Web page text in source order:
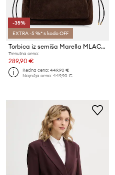
-35%
EXTRA -5 %* s kodo OFF
Torbica iz semiša Marella MLACARDATO
Trenutna cena:
289,90 €
Redna cena:449,90 €
Najnižja cena:449,90 €